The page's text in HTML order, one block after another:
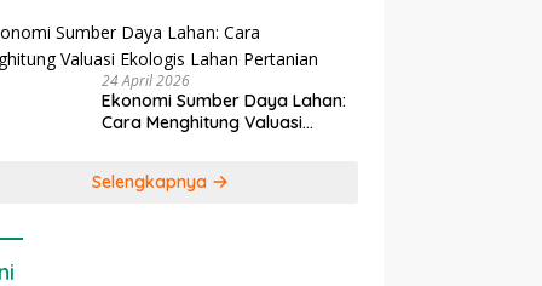
Daya Ikan
24 April 2026
Ekonomi Sumber Daya Lahan:
Cara Menghitung Valuasi
Selengkapnya